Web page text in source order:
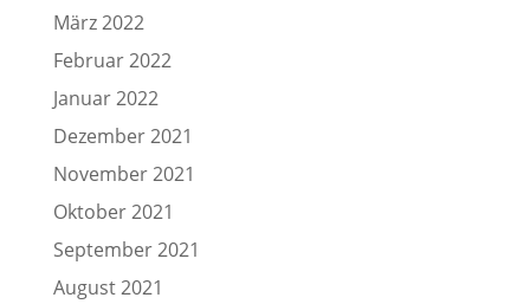
März 2022
Februar 2022
Januar 2022
Dezember 2021
November 2021
Oktober 2021
September 2021
August 2021